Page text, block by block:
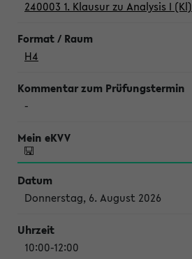
240003 1. Klausur zu Analysis I (Kl)
H4
-
Donnerstag, 6. August 2026
10:00-12:00